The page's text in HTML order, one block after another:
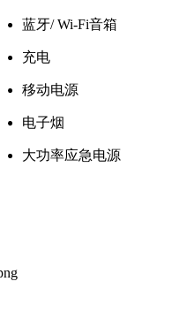
蓝牙/ Wi-Fi音箱
充电
移动电源
电子烟
大功率应急电源